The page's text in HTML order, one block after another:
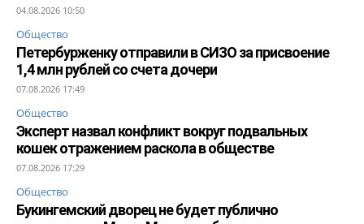
04.08.2026 10:50
Общество
Петербурженку отправили в СИЗО за присвоение
1,4 млн рублей со счета дочери
07.08.2026 17:49
Общество
Эксперт назвал конфликт вокруг подвальных
кошек отражением раскола в обществе
07.08.2026 17:29
Общество
Букингемский дворец не будет публично